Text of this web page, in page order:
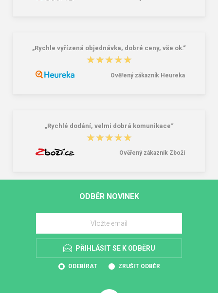
„Rychle vyřízená objednávka, dobré ceny, vše ok.“
★★★★★
★★★★★
Ověřený zákazník Heureka
„Rychlé dodání, velmi dobrá komunikace“
★★★★★
★★★★★
Ověřený zákazník Zboží
ODBĚR NOVINEK
PŘIHLÁSIT SE K ODBĚRU
ODEBÍRAT ZRUŠIT ODBĚR